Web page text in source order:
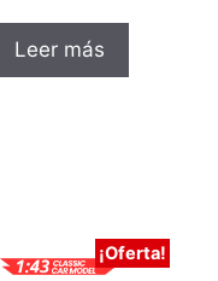
Leer más
¡Oferta!